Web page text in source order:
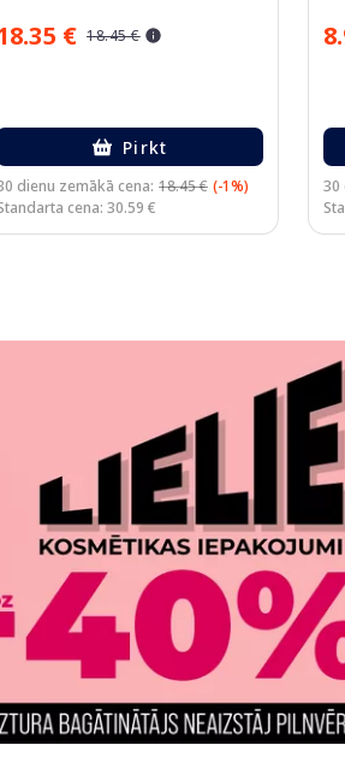
€ 18.45 €
Pirkt
dienu zemākā cena: 18.45 € (-1%)
cena: 30.59 €
30